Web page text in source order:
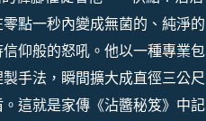
點一秒內變成無菌的、純淨的
仰般的怒吼。他以一種專業包
手法，瞬間擴大成直徑三公尺
這就是家傳《沾醬秘笈》中記